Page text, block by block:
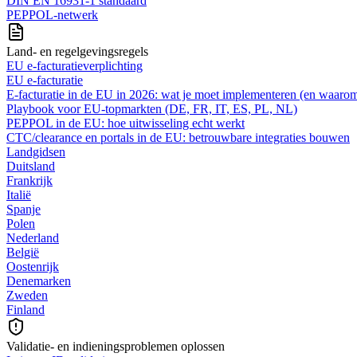
PEPPOL-netwerk
Land- en regelgevingsregels
EU e-facturatieverplichting
EU e-facturatie
E‑facturatie in de EU in 2026: wat je moet implementeren (en
Playbook voor EU-topmarkten (DE, FR, IT, ES, PL, NL)
PEPPOL in de EU: hoe uitwisseling echt werkt
CTC/clearance en portals in de EU: betrouwbare integraties bouwen
Landgidsen
Duitsland
Frankrijk
Italië
Spanje
Polen
Nederland
België
Oostenrijk
Denemarken
Zweden
Finland
Validatie- en indieningsproblemen oplossen